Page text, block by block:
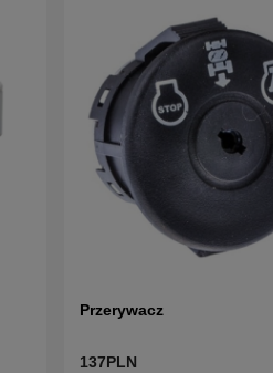
Przerywacz
137PLN